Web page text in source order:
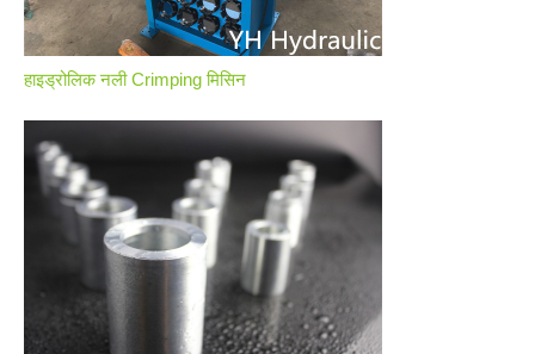
हाइड्रोलिक नली Crimping मिसिन